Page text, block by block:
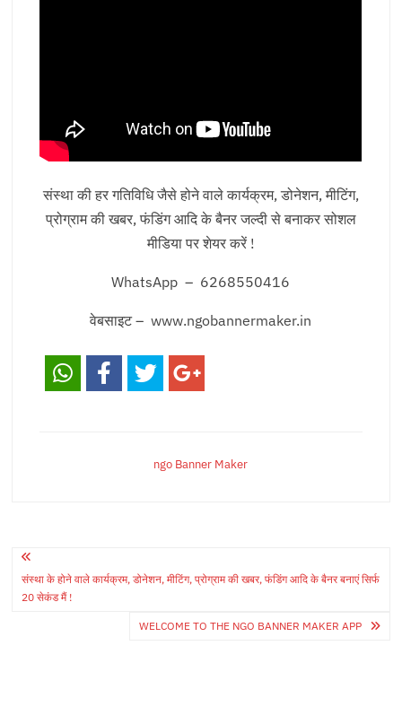
संस्था की हर गतिविधि जैसे होने वाले कार्यक्रम, डोनेशन, मीटिंग,
प्रोग्राम की खबर, फंडिंग आदि के बैनर जल्दी से बनाकर सोशल
मीडिया पर शेयर करें !
WhatsApp – 6268550416
वेबसाइट – www.ngobannermaker.in
ngo Banner Maker
Post
navigation
संस्था के होने वाले कार्यक्रम, डोनेशन, मीटिंग, प्रोग्राम की खबर, फंडिंग आदि के बैनर बनाएं सिर्फ
20 सेकंड मैं !
WELCOME TO THE NGO BANNER MAKER APP